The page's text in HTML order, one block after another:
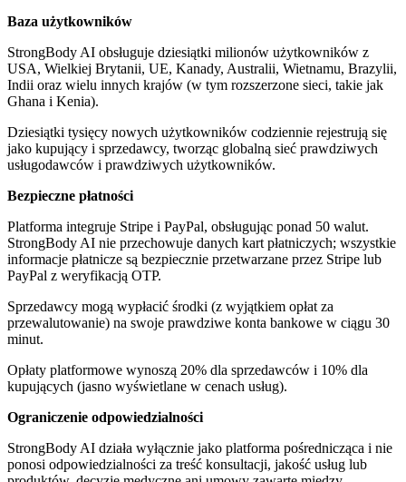
Baza użytkowników
StrongBody AI obsługuje dziesiątki milionów użytkowników z
USA, Wielkiej Brytanii, UE, Kanady, Australii, Wietnamu, Brazylii,
Indii oraz wielu innych krajów (w tym rozszerzone sieci, takie jak
Ghana i Kenia).
Dziesiątki tysięcy nowych użytkowników codziennie rejestrują się
jako kupujący i sprzedawcy, tworząc globalną sieć prawdziwych
usługodawców i prawdziwych użytkowników.
Bezpieczne płatności
Platforma integruje Stripe i PayPal, obsługując ponad 50 walut.
StrongBody AI nie przechowuje danych kart płatniczych; wszystkie
informacje płatnicze są bezpiecznie przetwarzane przez Stripe lub
PayPal z weryfikacją OTP.
Sprzedawcy mogą wypłacić środki (z wyjątkiem opłat za
przewalutowanie) na swoje prawdziwe konta bankowe w ciągu 30
minut.
Opłaty platformowe wynoszą 20% dla sprzedawców i 10% dla
kupujących (jasno wyświetlane w cenach usług).
Ograniczenie odpowiedzialności
StrongBody AI działa wyłącznie jako platforma pośrednicząca i nie
ponosi odpowiedzialności za treść konsultacji, jakość usług lub